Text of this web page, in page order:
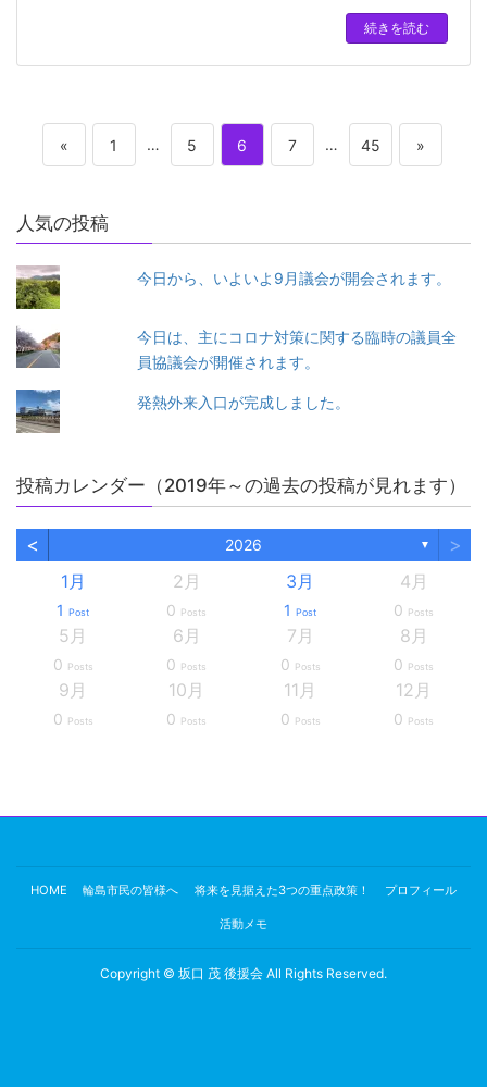
続きを読む
の
ペ
ー
ジ
送
« ペ1 … ペ
5 ペ
6 ペ
7 … ペ
45 »
人気の投稿
今日から、いよいよ9月議会が開会されます。
今日は、主にコロナ対策に関する臨時の議員全
員協議会が開催されます。
発熱外来入口が完成しました。
投稿カレンダー（2019年～の過去の投稿が見れます）
< 2026 ▼ >
1月
1 Post
2月
0 Posts
3月
1 Post
4月
0 Posts
5月
0 Posts
6月
0 Posts
7月
0 Posts
8月
0 Posts
9月
0 Posts
10月
0 Posts
11月
0 Posts
12月
0 Posts
HOME 輪島市民の皆様へ 将来を見据えた3つの重点政策！ プロフィール
活動メモ
Copyright © 坂口 茂 後援会 All Rights Reserved.